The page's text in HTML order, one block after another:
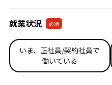
資
格
・
志
動
就業状況 必須
いま、正社員/契約社員で
働いている